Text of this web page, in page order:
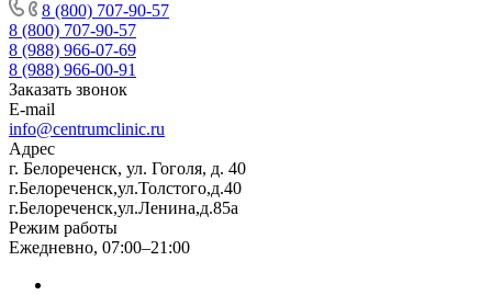
8 (800) 707-90-57
8 (800) 707-90-57
8 (988) 966-07-69
8 (988) 966-00-91
Заказать звонок
E-mail
info@centrumclinic.ru
Адрес
г. Белореченск, ул. Гоголя, д. 40
г.Белореченск,ул.Толстого,д.40
г.Белореченск,ул.Ленина,д.85а
Режим работы
Ежедневно, 07:00–21:00